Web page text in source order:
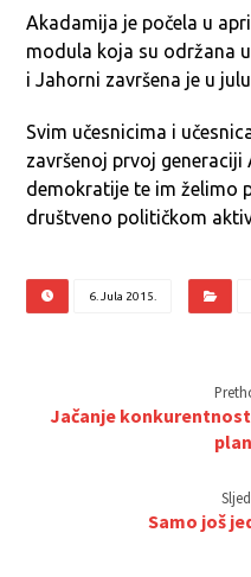
Akadamija je počela u
modula koja su održana
i Jahorni završena je u
Svim učesnicima i
završenoj prvoj generaciji
demokratije te im želimo
društveno političkom
6. Jula 2015.
Jačanje
Samo još